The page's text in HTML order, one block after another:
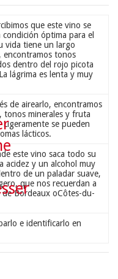
que este vino se
óptima para el
vida tiene un largo
encontramos tonos
dentro del rojo picota
lágrima es lenta y muy
de airearlo, encontramos
tonos minerales y fruta
se pueden
lácticos.
este vino saca todo su
acidez y un alcohol muy
de un paladar suave,
que nos recuerdan a
Bordeaux oCôtes-du-
e identificarlo en